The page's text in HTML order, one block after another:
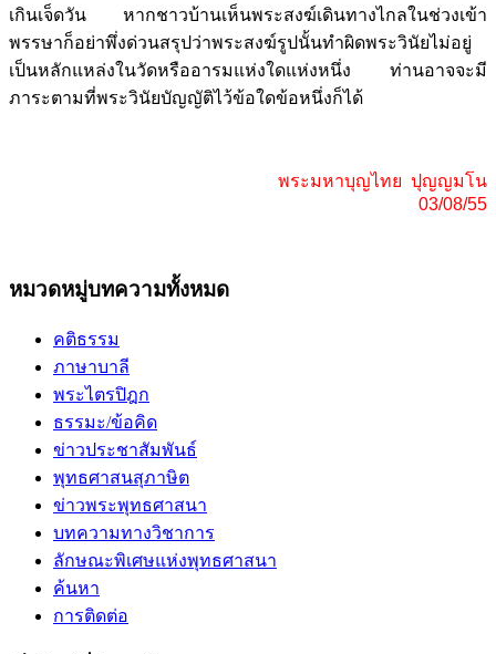
เกินเจ็ดวัน หากชาวบ้านเห็นพระสงฆ์เดินทางไกลในช่วงเข้า
พรรษาก็อย่าพึ่งด่วนสรุปว่าพระสงฆ์รูปนั้นทำผิดพระวินัยไม่อยู่
เป็นหลักแหล่งในวัดหรืออารมแห่งใดแห่งหนึ่ง ท่านอาจจะมี
ภาระตามที่พระวินัยบัญญัติไว้ข้อใดข้อหนึ่งก็ได้
พระมหาบุญไทย ปุญญมโน
03/08/55
หมวดหมู่บทความทั้งหมด
คติธรรม
ภาษาบาลี
พระไตรปิฎก
ธรรมะ/ข้อคิด
ข่าวประชาสัมพันธ์
พุทธศาสนสุภาษิต
ข่าวพระพุทธศาสนา
บทความทางวิชาการ
ลักษณะพิเศษแห่งพุทธศาสนา
ค้นหา
การติดต่อ